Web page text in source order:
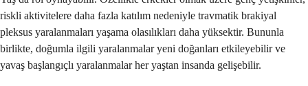
riskli aktivitelere daha fazla katılım nedeniyle travmatik brakiyal
pleksus yaralanmaları yaşama olasılıkları daha yüksektir. Bununla
birlikte, doğumla ilgili yaralanmalar yeni doğanları etkileyebilir ve
yavaş başlangıçlı yaralanmalar her yaştan insanda gelişebilir.